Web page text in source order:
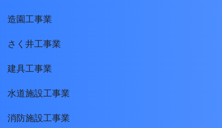
造園工事業
さく井工事業
建具工事業
水道施設工事業
消防施設工事業